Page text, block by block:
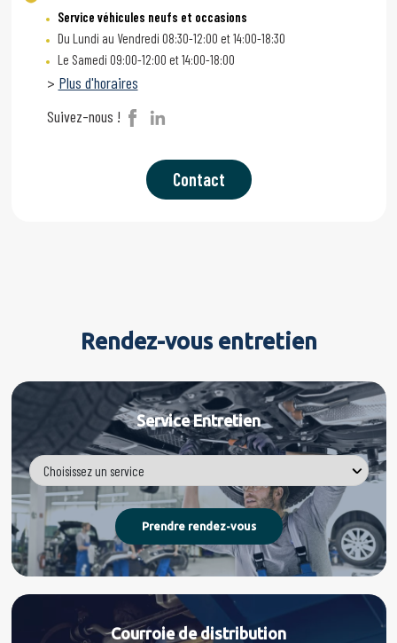
Service véhicules neufs et occasions
Du Lundi au Vendredi 08:30-12:00 et 14:00-18:30
Le Samedi 09:00-12:00 et 14:00-18:00
> Plus d'horaires
Suivez-nous !
Contact
Rendez-vous entretien
Service Entretien
Courroie de distribution